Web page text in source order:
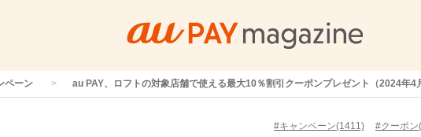
ペーン au PAY、ロフトの対象店舗で使える最大10％割引クーポンプレゼント（2024年4
#キャンペーン(1411) #クーポ